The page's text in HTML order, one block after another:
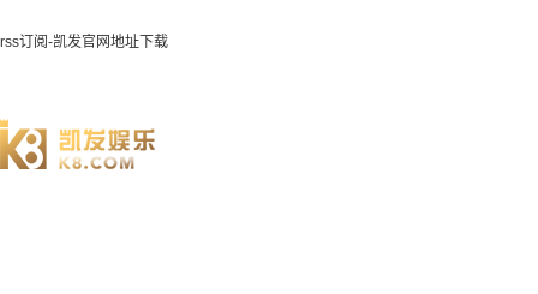
rss订阅-凯发官网地址下载